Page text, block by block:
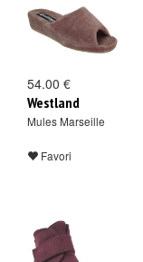
54.00 €
Westland
Mules Marseille
Favori